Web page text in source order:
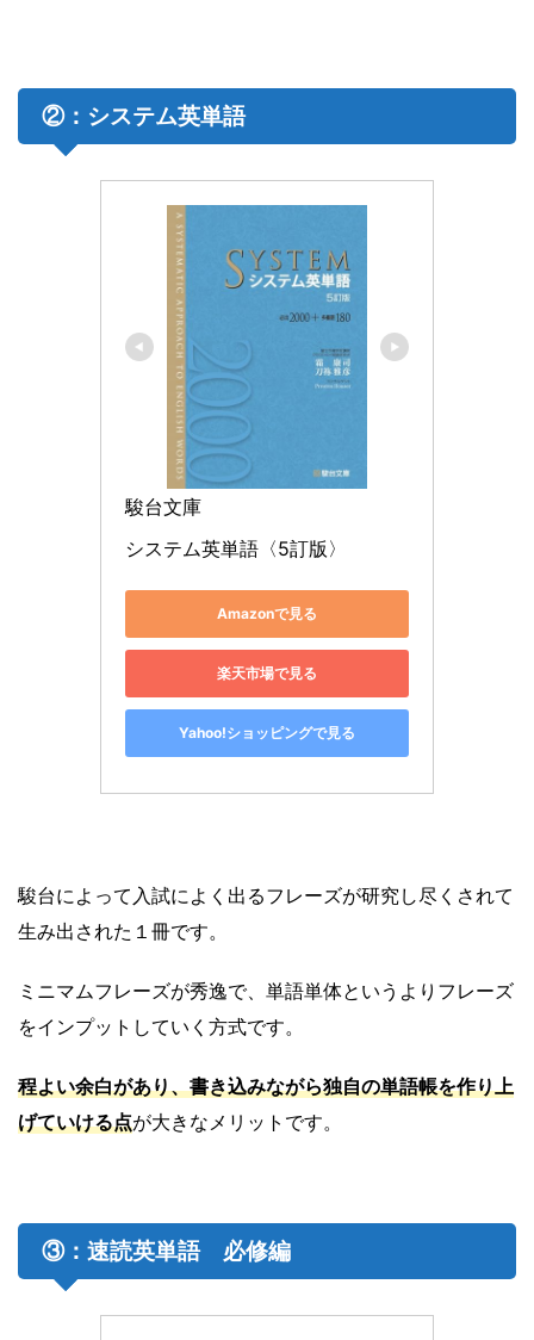
②：システム英単語
駿台文庫
システム英単語〈5訂版〉
Amazonで見る
楽天市場で見る
Yahoo!ショッピングで見る
駿台によって入試によく出るフレーズが研究し尽くされて
生み出された１冊です。
ミニマムフレーズが秀逸で、単語単体というよりフレーズ
をインプットしていく方式です。
程よい余白があり、書き込みながら独自の単語帳を作り上
げていける点が大きなメリットです。
③：速読英単語 必修編